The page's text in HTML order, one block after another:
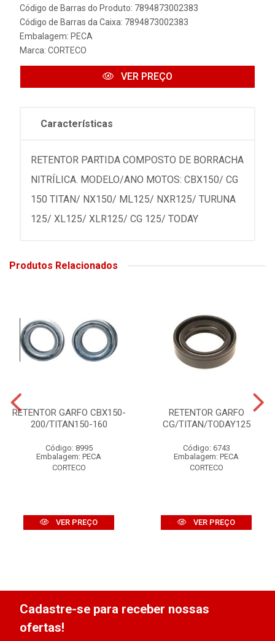
Código de Barras do Produto: 7894873002383
Código de Barras da Caixa: 7894873002383
Embalagem: PECA
Marca: CORTECO
VER PREÇO
Características
RETENTOR PARTIDA COMPOSTO DE BORRACHA
NITRÍLICA. MODELO/ANO MOTOS: CBX150/ CG
150 TITAN/ NX150/ ML125/ NXR125/ TURUNA
125/ XL125/ XLR125/ CG 125/ TODAY
Produtos Relacionados
RETENTOR GARFO CBX150-
200/TITAN150-160
Código: 8995
Embalagem: PECA
CORTECO
VER PREÇO
RETENTOR GARFO
CG/TITAN/TODAY125
Código: 6743
Embalagem: PECA
CORTECO
VER PREÇO
Cadastre-se para receber nossas
ofertas!